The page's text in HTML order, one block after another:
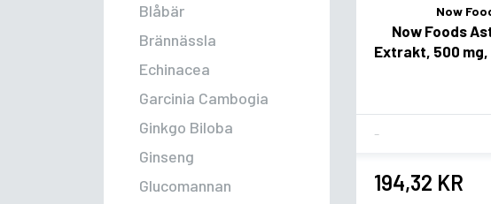
Blåbär
Brännässla
Echinacea
Garcinia Cambogia
Ginkgo Biloba
Ginseng
Glucomannan
Now
Now Foods
Extrakt, 500
194,32 KR